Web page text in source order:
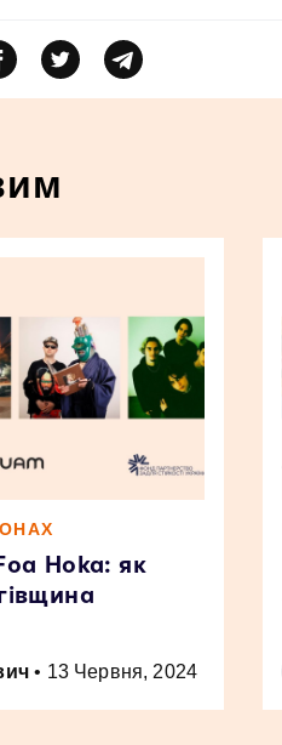
Hoka: як
• 13 Червня, 2024